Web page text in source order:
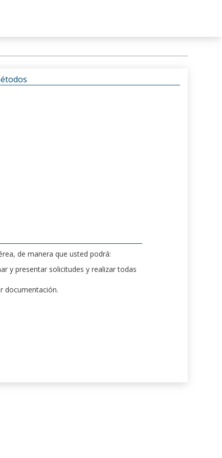
de manera que usted podrá:
y presentar solicitudes y realizar todas
documentación.